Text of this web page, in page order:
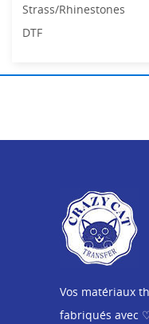
Strass/Rhinestones
DTF
Vos matériaux
fabriqués avec